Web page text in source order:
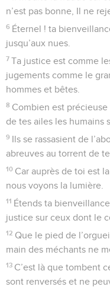
n’est pas bonne, Il ne
6 Éternel ! ta
jusqu’aux nues.
7 Ta justice est comme
jugements comme le
hommes et bêtes.
8 Combien est
de tes ailes les humains
9 Ils se rassasient de
abreuves au torrent de
10 Car auprès de toi est
nous voyons la lumière.
11 Étends ta
justice sur ceux dont le
12 Que le pied de
main des méchants ne
13 C’est là que tombent
sont renversés et ne